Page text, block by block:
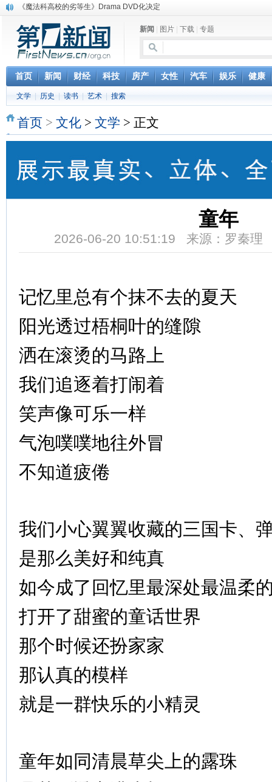
《魔法科高校的劣等生》Drama DVD化决定
消息称刘强东要求京东商城明年扭亏为盈
保健品也能吃出一身病? 康宝莱员工自揭多项家丑
煤价"跳水"电企利润"蹦高" 电煤联动亟待完善
苹果公司自建太阳能电厂为数据中心供电
吃饭、睡觉、黑人人？
网络电商和传统出版商的角逐：亚马逊停止接受Hachette所有图书订单
《中二病也想谈恋爱》女主角特报预告公开
新闻 图片 下载 专题
首页 新闻 财经 科技 房产 女性 汽车 娱乐 健康
文学 历史 读书 艺术 搜索
首页 > 文化 > 文学 > 正文
童年
2026-06-20 10:51:19 来源：罗秦理
记忆里总有个抹不去的夏天
阳光透过梧桐叶的缝隙
洒在滚烫的马路上
我们追逐着打闹着
笑声像可乐一样
气泡噗噗地往外冒
不知道疲倦
我们小心翼翼收藏的三国卡、
是那么美好和纯真
如今成了回忆里最深处最温柔
打开了甜蜜的童话世界
那个时候还扮家家
那认真的模样
就是一群快乐的小精灵
童年如同清晨草尖上的露珠